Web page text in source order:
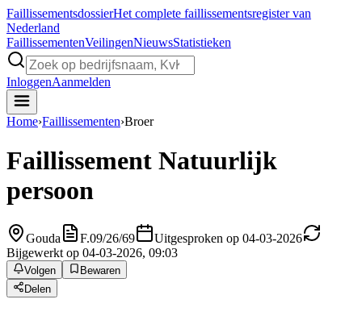
FaillissementsdossierHet complete faillissementsregister van
Nederland
FaillissementenVeilingenNieuwsStatistieken
InloggenAanmelden
Home›Faillissementen›Broer
Faillissement Natuurlijk
persoon
Gouda F.09/26/69
Uitgesproken op 04-03-2026
Bijgewerkt op 04-03-2026, 09:03
Volgen
Bewaren
Delen